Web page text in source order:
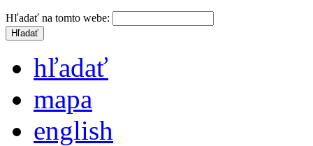
Hľadať na tomto webe:
hľadať
mapa
english